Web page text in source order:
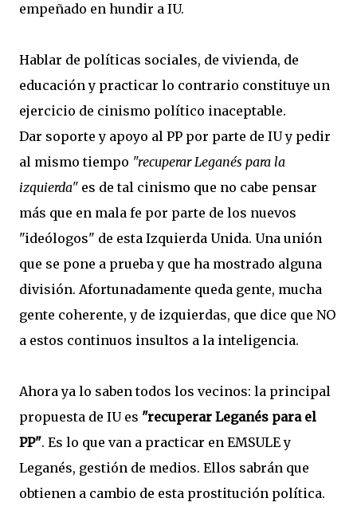
empeñado en hundir a IU.
Hablar de políticas sociales, de vivienda, de
educación y practicar lo contrario constituye un
ejercicio de cinismo político inaceptable.
Dar soporte y apoyo al PP por parte de IU y pedir
al mismo tiempo "recuperar Leganés para la
izquierda" es de tal cinismo que no cabe pensar
más que en mala fe por parte de los nuevos
"ideólogos" de esta Izquierda Unida. Una unión
que se pone a prueba y que ha mostrado alguna
división. Afortunadamente queda gente, mucha
gente coherente, y de izquierdas, que dice que NO
a estos continuos insultos a la inteligencia.
Ahora ya lo saben todos los vecinos: la principal
propuesta de IU es "recuperar Leganés para el
PP". Es lo que van a practicar en EMSULE y
Leganés, gestión de medios. Ellos sabrán que
obtienen a cambio de esta prostitución política.